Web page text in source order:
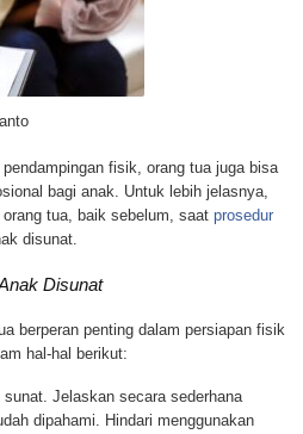
fisik, orang tua juga bisa
bagi anak. Untuk lebih jelasnya,
tua, baik sebelum, saat prosedur
disunat.
Disunat
berperan penting dalam persiapan fisik
hal-hal berikut:
Jelaskan secara sederhana
dipahami. Hindari menggunakan